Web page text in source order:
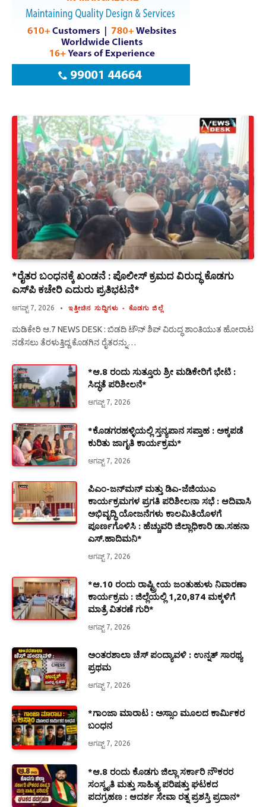
*ರೈತರ ಬಂಧನಕ್ಕೆ ಖಂಡನೆ : ಪೊಲೀಸ್ ಕ್ರಮದ ವಿರುದ್ಧ ಕೊಡಗು
ಎಸ್‍ಪಿ ಕಚೇರಿ ಎದುರು ಪ್ರತಿಭಟನೆ*
ಆಗಷ್ಟ್ 7, 2026 ಇತ್ತೀಚಿನ ಸುದ್ದಿಗಳು ಕೊಡಗು ಜಿಲ್ಲೆ
ಮಡಿಕೇರಿ ಆ.7 NEWS DESK : ಬಿಡದಿ ಟೌನ್ ಶಿಪ್ ವಿರುದ್ಧ ಶಾಂತಿಯುತ ಹೋರಾಟ
ನಡೆಸಲು ತೆರಳುತ್ತಿದ್ದ ಕೊಡಗಿನ ರೈತರನ್ನು…
*ಆ.8 ರಂದು ಸುತ್ತೂರು ಶ್ರೀ ಮಡಿಕೇರಿಗೆ ಭೇಟಿ :
ಸಿದ್ಧತೆ ಪರಿಶೀಲನೆ*
ಆಗಷ್ಟ್ 7, 2026
*ಕೊಡಗರಹಳ್ಳಿಯಲ್ಲಿ ಸ್ತನ್ಯಪಾನ ಸಪ್ತಾಹ : ಅಕ್ಕಪಡೆ
ಕುರಿತು ಜಾಗೃತಿ ಕಾರ್ಯಕ್ರಮ*
ಆಗಷ್ಟ್ 7, 2026
ಪಿಎಂ-ಜನ್‍ಮನ್ ಮತ್ತು ಡಿಎ-ಜೆಜಿಯುಎ
ಕಾರ್ಯಕ್ರಮಗಳ ಪ್ರಗತಿ ಪರಿಶೀಲನಾ ಸಭೆ : ಆದಿವಾಸಿ
ಅಭಿವೃದ್ಧಿ ಯೋಜನೆಗಳು ಕಾಲಮಿತಿಯೊಳಗೆ
ಪೂರ್ಣಗೊಳಿಸಿ : ಹೆಚ್ಚುವರಿ ಜಿಲ್ಲಾಧಿಕಾರಿ ಡಾ.ಸಹನಾ
ಎಸ್.ಹಾದಿಮನಿ*
ಆಗಷ್ಟ್ 7, 2026
*ಆ.10 ರಂದು ರಾಷ್ಟ್ರೀಯ ಜಂತುಹುಳು ನಿವಾರಣಾ
ಕಾರ್ಯಕ್ರಮ : ಜಿಲ್ಲೆಯಲ್ಲಿ 1,20,874 ಮಕ್ಕಳಿಗೆ
ಮಾತ್ರೆ ವಿತರಣೆ ಗುರಿ*
ಆಗಷ್ಟ್ 7, 2026
ಅಂತರಶಾಲಾ ಚೆಸ್ ಪಂದ್ಯಾವಳಿ : ಉನ್ನತ್ ಸಾರಥ್ಯ
ಪ್ರಥಮ
ಆಗಷ್ಟ್ 7, 2026
*ಗಾಂಜಾ ಮಾರಾಟ : ಅಸ್ಸಾಂ ಮೂಲದ ಕಾರ್ಮಿಕರ
ಬಂಧನ
ಆಗಷ್ಟ್ 7, 2026
*ಆ.8 ರಂದು ಕೊಡಗು ಜಿಲ್ಲಾ ಸರ್ಕಾರಿ ನೌಕರರ
ಸಂಸ್ಕೃತಿ ಮತ್ತು ಸಾಹಿತ್ಯ ಪರಿಷತ್ತು ಘಟಕದ
ಪದಗ್ರಹಣ : ಆದರ್ಶ ಸೇವಾ ರತ್ನ ಪ್ರಶಸ್ತಿ ಪ್ರದಾನ*